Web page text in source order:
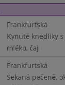
Frankfurtská
Kynuté knedlíky
mléko, čaj
Frankfurtská
Sekaná pečeně,